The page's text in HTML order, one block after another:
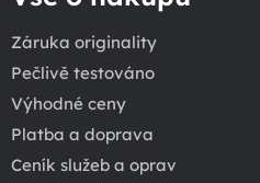
Záruka originality
Pečlivě testováno
Výhodné ceny
Platba a doprava
Ceník služeb a oprav